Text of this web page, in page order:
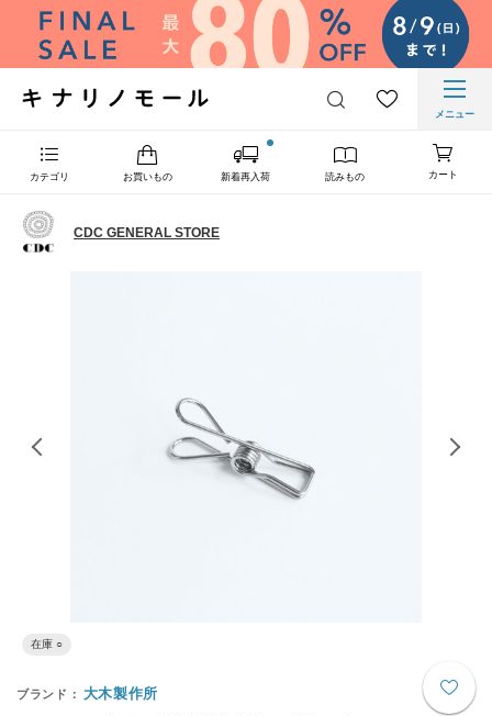
メニュー
カテゴリ お買いもの 新着再入荷 読みもの カート
CDC GENERAL STORE
在庫 ○
大木製作所